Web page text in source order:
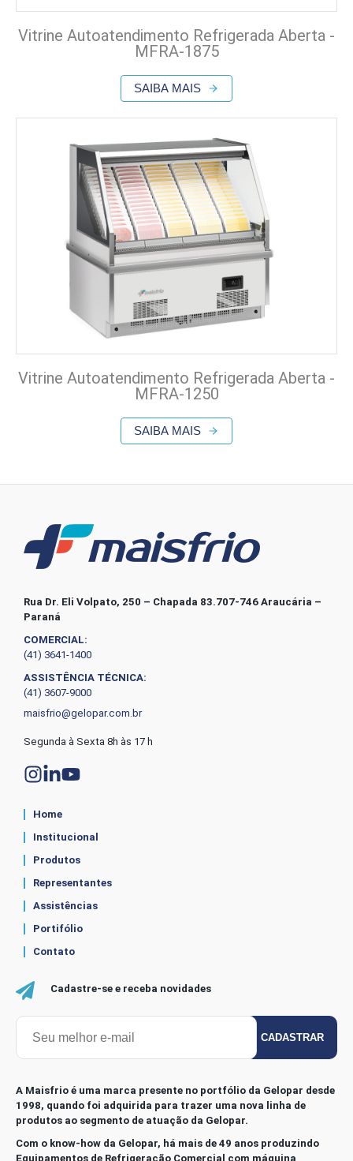
Vitrine Autoatendimento Refrigerada Aberta -
MFRA-1875
SAIBA MAIS
Vitrine Autoatendimento Refrigerada Aberta -
MFRA-1250
SAIBA MAIS
Rua Dr. Eli Volpato, 250 – Chapada 83.707-746 Araucária –
Paraná
COMERCIAL:
(41) 3641-1400
ASSISTÊNCIA TÉCNICA:
(41) 3607-9000
maisfrio@gelopar.com.br
Segunda à Sexta 8h às 17 h
Home
Institucional
Produtos
Representantes
Assistências
Portifólio
Contato
Cadastre-se e receba novidades
CADASTRAR
A Maisfrio é uma marca presente no portfólio da Gelopar desde
1998, quando foi adquirida para trazer uma nova linha de
produtos ao segmento de atuação da Gelopar.
Com o know-how da Gelopar, há mais de 49 anos produzindo
Equipamentos de Refrigeração Comercial com máquina